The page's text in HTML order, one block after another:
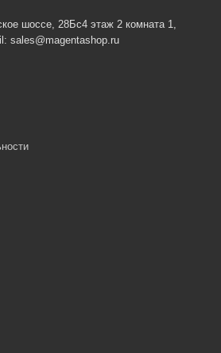
шоссе, 28Бс4 этаж 2 комната 1,
sales@magentashop.ru